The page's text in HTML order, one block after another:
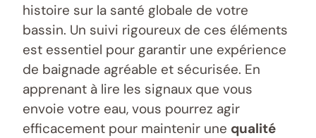
histoire sur la santé globale de votre
bassin. Un suivi rigoureux de ces éléments
est essentiel pour garantir une expérience
de baignade agréable et sécurisée. En
apprenant à lire les signaux que vous
envoie votre eau, vous pourrez agir
efficacement pour maintenir une qualité